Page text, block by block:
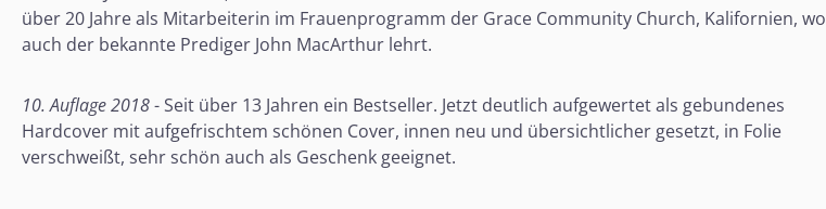
über 20 Jahre als Mitarbeiterin im Frauenprogramm der Grace Community Church, Kalifornien, wo
auch der bekannte Prediger John MacArthur lehrt.
10. Auflage 2018- Seit über 13 Jahren ein Bestseller. Jetzt deutlich aufgewertet als gebundenes
Hardcover mit aufgefrischtem schönen Cover, innen neu und übersichtlicher gesetzt, in Folie
verschweißt, sehr schön auch als Geschenk geeignet.